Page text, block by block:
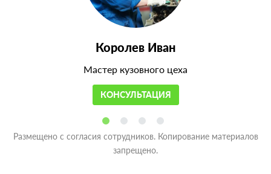
Королев Иван
Мастер кузовного цеха
КОНСУЛЬТАЦИЯ
Размещено с согласия сотрудников. Копирование материалов
запрещено.